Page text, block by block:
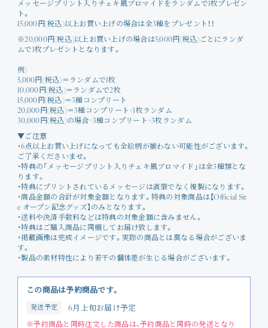
メッセージプリント入りチェキ風ブロマイドをランダムで1枚プレゼン
ト。
15,000円(税込)以上お買い上げの場合は全3種をプレゼント！！
※20,000円(税込)以上お買い上げの場合は5,000円(税込)ごとにランダ
ムで1枚プレゼントとなります。
例)
5,000円(税込)＝ランダムで1枚
10,000円(税込)＝ランダムで2枚
15,000円(税込)＝3種コンプリート
20,000円(税込)＝3種コンプリート+1枚ランダム
30,000円(税込)の場合=3種コンプリート+3枚ランダム
▼ご注意
・6点以上お買い上げになっても全絵柄が揃わない可能性がございます。
ご了承くださいませ。
・特典の「メッセージプリント入りチェキ風ブロマイド」は全3種類とな
ります。
・特典にプリントされているメッセージは直筆でなく複製になります。
・商品金額の合計が対象金額となります。特典の対象商品は【Official Sit
e オープン記念グッズ】のみとなります。
・送料や決済手数料などは特典の対象金額に含みません。
・特典はご購入商品に同梱してお届け致します。
・掲載画像は完成イメージです。実際の商品とは異なる場合がございま
す。
・製品の素材特性により若干の個体差が生じる場合がございます。
この商品は予約商品です。
発送予定 6月上旬お届け予定
※予約商品と同時注文した商品は、予約商品と同時の発送となり